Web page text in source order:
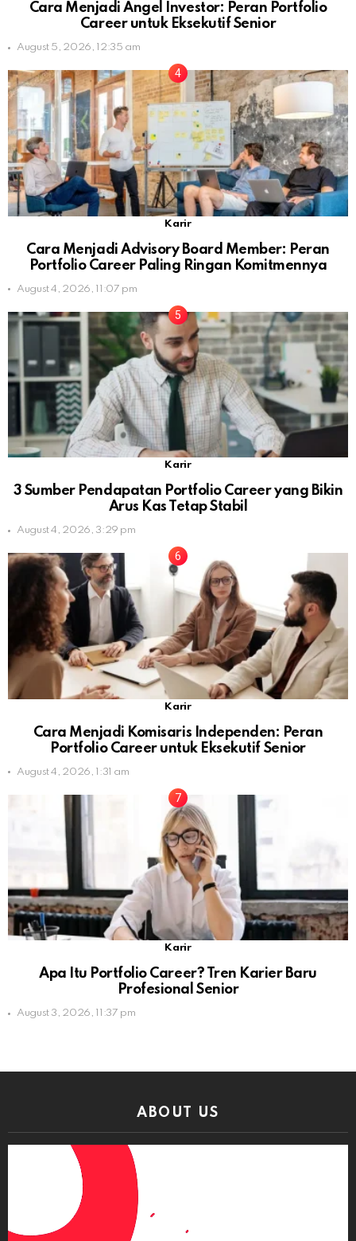
Cara Menjadi Angel Investor: Peran Portfolio
Career untuk Eksekutif Senior
August 5, 2026, 12:35 am
Karir
Cara Menjadi Advisory Board Member: Peran
Portfolio Career Paling Ringan Komitmennya
August 4, 2026, 11:07 pm
Karir
3 Sumber Pendapatan Portfolio Career yang Bikin
Arus Kas Tetap Stabil
August 4, 2026, 3:29 pm
Karir
Cara Menjadi Komisaris Independen: Peran
Portfolio Career untuk Eksekutif Senior
August 4, 2026, 1:31 am
Karir
Apa Itu Portfolio Career? Tren Karier Baru
Profesional Senior
August 3, 2026, 11:37 pm
ABOUT US